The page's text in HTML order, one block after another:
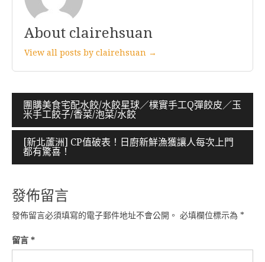
About clairehsuan
View all posts by clairehsuan →
文
章
導
覽
團購美食宅配水餃/水餃星球／樸實手工Q彈餃皮／玉
米手工餃子/香菜/泡菜/水餃
[新北蘆洲] CP值破表！日廚新鮮漁獲讓人每次上門
都有驚喜！
發佈留言
發佈留言必須填寫的電子郵件地址不會公開。 必填欄位標示為 *
留言 *